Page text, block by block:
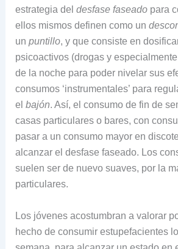
estrategia del desfase faseadopara
ellos mismos definen como un
un puntillo, y que consiste en
psicoactivos (drogas y
de la noche para poder nivelar sus
consumos ‘instrumentales’ para
el bajón. Así, el consumo de fin de
casas particulares o bares, con
pasar a un consumo mayor en
alcanzar el desfase faseado. Los
suelen ser de nuevo suaves, por la
particulares.
Los jóvenes acostumbran a valorar
hecho de consumir estupefacientes